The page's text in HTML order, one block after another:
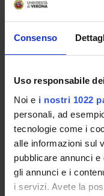
Consenso
Uso responsabile
Noi e i nostri 1022
personali, ad
tecnologie come i
alle informazioni sul
pubblicare annunci
gli annunci e i
i servizi. Avete la
No recent seminar
generale e didattica
COURSES
PHD
TRAINING
Contacts
People